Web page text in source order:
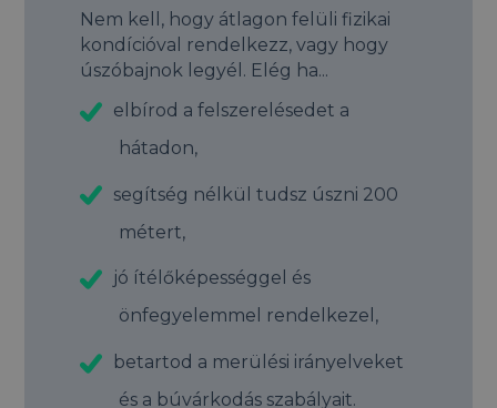
Nem kell, hogy átlagon felüli fizikai
kondícióval rendelkezz, vagy hogy
úszóbajnok legyél. Elég ha...
elbírod a felszerelésedet a
hátadon,
segítség nélkül tudsz úszni 200
métert,
jó ítélőképességgel és
önfegyelemmel rendelkezel,
betartod a merülési irányelveket
és a búvárkodás szabályait.